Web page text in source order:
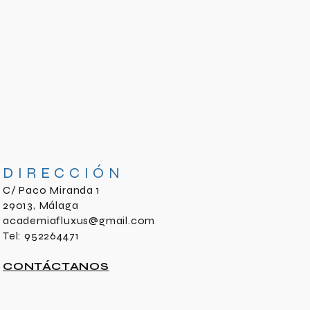
DIRECCIÓN
C/ Paco Miranda 1
29013, Málaga
academiafluxus@gmail.com
Tel: 952264471
CONTÁCTANOS